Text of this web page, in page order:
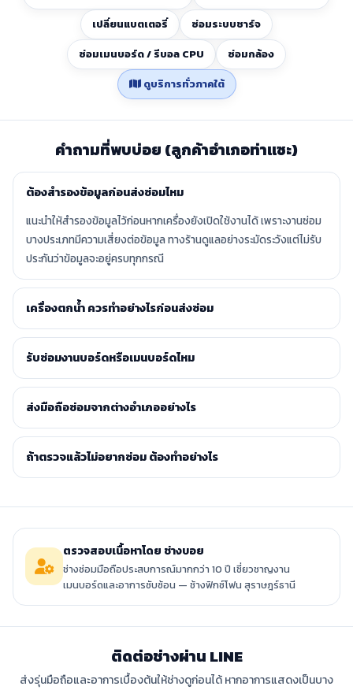
เปลี่ยนแบตเตอรี่
ซ่อมระบบชาร์จ
ซ่อมเมนบอร์ด / รีบอล CPU
ซ่อมกล้อง
ดูบริการทั่วภาคใต้
คำถามที่พบบ่อย (ลูกค้าอำเภอท่าแซะ)
ต้องสำรองข้อมูลก่อนส่งซ่อมไหม
แนะนำให้สำรองข้อมูลไว้ก่อนหากเครื่องยังเปิดใช้งานได้ เพราะงานซ่อม
บางประเภทมีความเสี่ยงต่อข้อมูล ทางร้านดูแลอย่างระมัดระวังแต่ไม่รับ
ประกันว่าข้อมูลจะอยู่ครบทุกกรณี
เครื่องตกน้ำ ควรทำอย่างไรก่อนส่งซ่อม
รับซ่อมงานบอร์ดหรือเมนบอร์ดไหม
ส่งมือถือซ่อมจากต่างอำเภออย่างไร
ถ้าตรวจแล้วไม่อยากซ่อม ต้องทำอย่างไร
ตรวจสอบเนื้อหาโดย ช่างบอย
ช่างซ่อมมือถือประสบการณ์มากกว่า 10 ปี เชี่ยวชาญงาน
เมนบอร์ดและอาการซับซ้อน — ช้างฟิกซ์โฟน สุราษฎร์ธานี
ติดต่อช่างผ่าน LINE
ส่งรุ่นมือถือและอาการเบื้องต้นให้ช่างดูก่อนได้ หากอาการแสดงเป็นบาง